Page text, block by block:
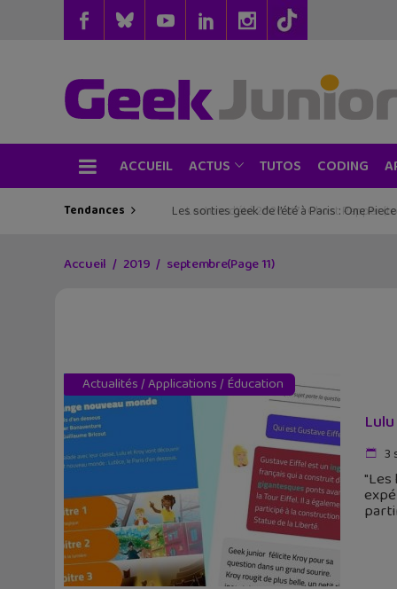
ACCUEIL ACTUS TUTOS CODING
Tendances Les sorties geek de l’été à Paris : One
Accueil 2019 septembre(Page 11)
Actualités/Applications/ Éducation
3
"Les